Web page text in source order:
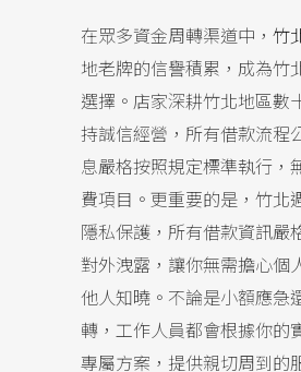
在眾多資金周轉渠道中， 竹
地老牌的信譽積累，成為竹
選擇。店家深耕竹北地區數
持誠信經營，所有借款流程
息嚴格按照規定標準執行，
費項目。更重要的是，竹北
隱私保護，所有借款資訊嚴
對外洩露，讓你無需擔心個
他人知曉。不論是小額應急
轉，工作人員都會根據你的
專屬方案，提供親切周到的